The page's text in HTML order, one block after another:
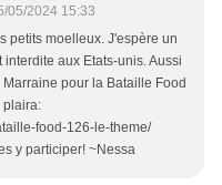
05/2024 15:33
petits moelleux. J'espère un
aux Etats-unis. Aussi
pour la Bataille Food
plaira:
food-126-le-theme/
y participer! ~Nessa